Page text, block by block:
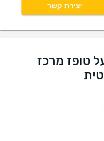
יצירת קשר
טופז מרכז